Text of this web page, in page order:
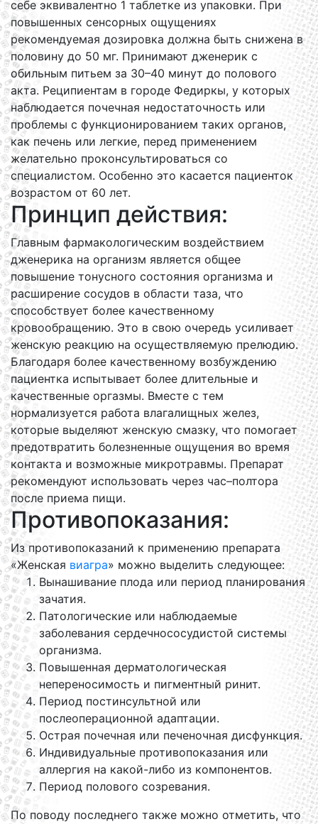
себе эквивалентно 1 таблетке из упаковки. При
повышенных сенсорных ощущениях
рекомендуемая дозировка должна быть снижена в
половину до 50 мг. Принимают дженерик с
обильным питьем за 30–40 минут до полового
акта. Реципиентам в городе Федиркы, у которых
наблюдается почечная недостаточность или
проблемы с функционированием таких органов,
как печень или легкие, перед применением
желательно проконсультироваться со
специалистом. Особенно это касается пациенток
возрастом от 60 лет.
Принцип действия:
Главным фармакологическим воздействием
дженерика на организм является общее
повышение тонусного состояния организма и
расширение сосудов в области таза, что
способствует более качественному
кровообращению. Это в свою очередь усиливает
женскую реакцию на осуществляемую прелюдию.
Благодаря более качественному возбуждению
пациентка испытывает более длительные и
качественные оргазмы. Вместе с тем
нормализуется работа влагалищных желез,
которые выделяют женскую смазку, что помогает
предотвратить болезненные ощущения во время
контакта и возможные микротравмы. Препарат
рекомендуют использовать через час–полтора
после приема пищи.
Противопоказания:
Из противопоказаний к применению препарата
«Женская виагра» можно выделить следующее:
Вынашивание плода или период планирования
зачатия.
Патологические или наблюдаемые
заболевания сердечнососудистой системы
организма.
Повышенная дерматологическая
непереносимость и пигментный ринит.
Период постинсультной или
послеоперационной адаптации.
Острая почечная или печеночная дисфункция.
Индивидуальные противопоказания или
аллергия на какой-либо из компонентов.
Период полового созревания.
По поводу последнего также можно отметить, что